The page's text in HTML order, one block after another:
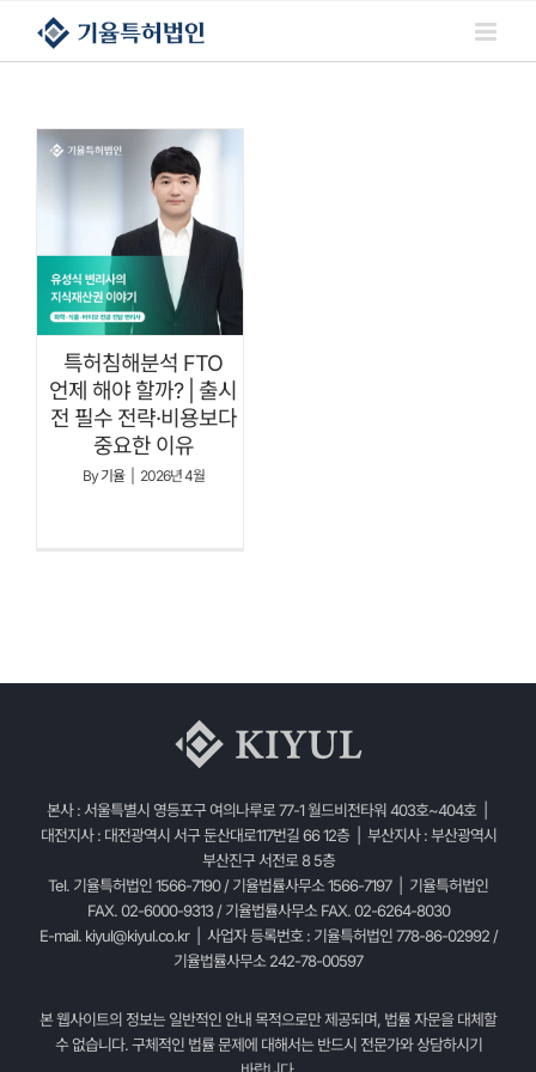
콘텐츠로
건너뛰기
특허침해분석 FTO
언제 해야 할까? | 출시
전 필수 전략·비용보다
중요한 이유
By기율 2026년 4월
본사 : 서울특별시 영등포구 여의나루로 77-1 월드비전타워 403호~404호 |
대전지사 : 대전광역시 서구 둔산대로117번길 66 12층 | 부산지사 : 부산광역시
부산진구 서전로 8 5층
Tel. 기율특허법인 1566-7190 / 기율법률사무소 1566-7197 | 기율특허법인
FAX. 02-6000-9313 / 기율법률사무소 FAX. 02-6264-8030
E-mail. kiyul@kiyul.co.kr| 사업자 등록번호 : 기율특허법인 778-86-02992 /
기율법률사무소 242-78-00597
본 웹사이트의 정보는 일반적인 안내 목적으로만 제공되며, 법률 자문을 대체할
수 없습니다. 구체적인 법률 문제에 대해서는 반드시 전문가와 상담하시기